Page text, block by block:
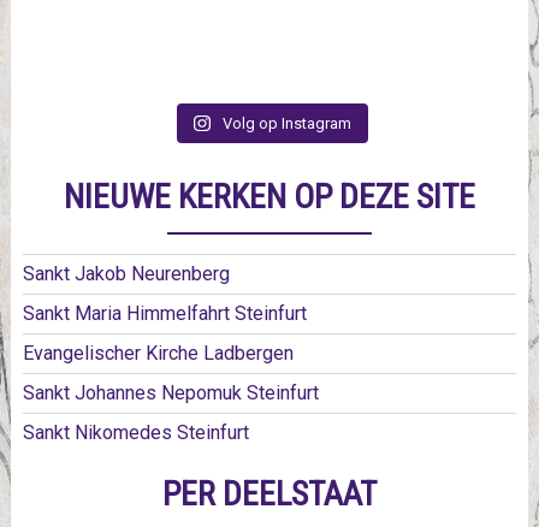
Volg op Instagram
NIEUWE KERKEN OP DEZE SITE
Sankt Jakob Neurenberg
Sankt Maria Himmelfahrt Steinfurt
Evangelischer Kirche Ladbergen
Sankt Johannes Nepomuk Steinfurt
Sankt Nikomedes Steinfurt
PER DEELSTAAT